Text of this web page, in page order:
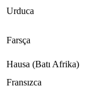
Urduca
Farsça
Hausa (Batı Afrika)
Fransızca